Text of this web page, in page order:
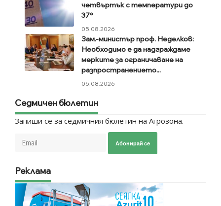
четвъртък с температури до
37°
05.08.2026
Зам.-министър проф. Неделков:
Необходимо е да надграждаме
мерките за ограничаване на
разпространението...
05.08.2026
Седмичен бюлетин
Запиши се за седмичния бюлетин на Агрозона.
Абонирай се
Реклама